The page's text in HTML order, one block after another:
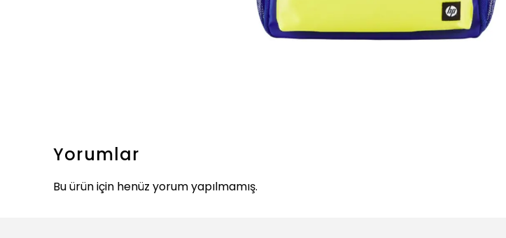
Yorumlar
Bu ürün için henüz yorum yapılmamış.